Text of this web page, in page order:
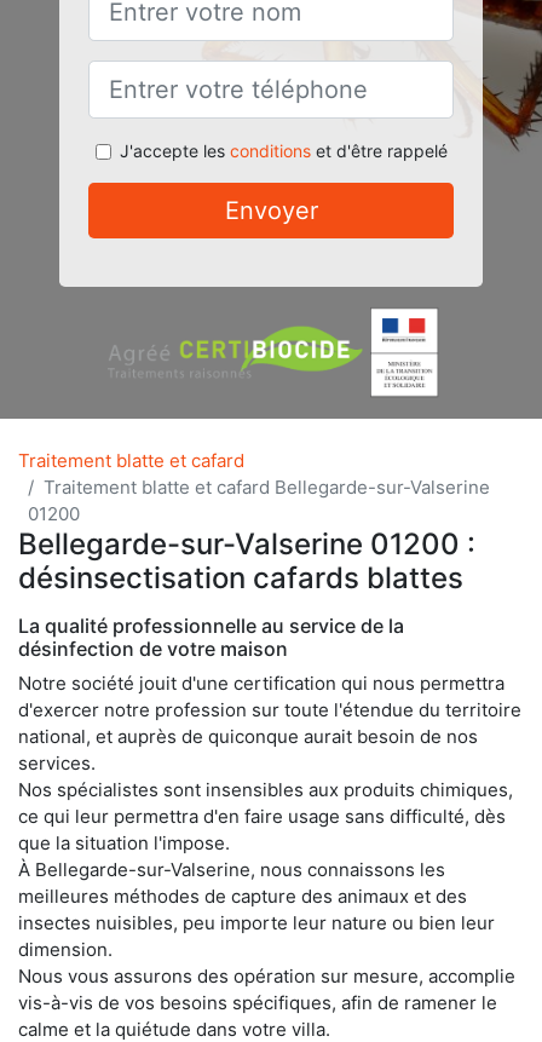
J'accepte les conditionset d'être rappelé
Envoyer
Traitement blatte et cafard
Traitement blatte et cafard Bellegarde-sur-Valserine
01200
Bellegarde-sur-Valserine 01200 :
désinsectisation cafards blattes
La qualité professionnelle au service de la
désinfection de votre maison
Notre société jouit d'une certification qui nous permettra
d'exercer notre profession sur toute l'étendue du territoire
national, et auprès de quiconque aurait besoin de nos
services.
Nos spécialistes sont insensibles aux produits chimiques,
ce qui leur permettra d'en faire usage sans difficulté, dès
que la situation l'impose.
À Bellegarde-sur-Valserine, nous connaissons les
meilleures méthodes de capture des animaux et des
insectes nuisibles, peu importe leur nature ou bien leur
dimension.
Nous vous assurons des opération sur mesure, accomplie
vis-à-vis de vos besoins spécifiques, afin de ramener le
calme et la quiétude dans votre villa.